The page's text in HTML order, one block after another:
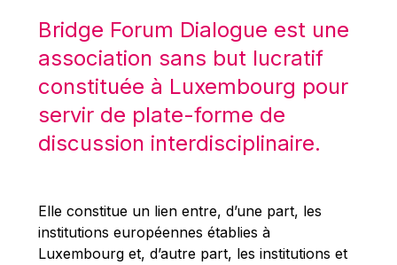
Mario Centeno
Mario Monti
Maroš ŠEFČOVIČ
Martin Bailey
Martine Reicherts
Michael Sohlman
Michel Goedert
Bridge Forum Dialogue est une
association sans but lucratif
constituée à Luxembourg pour
servir de plate-forme de
discussion interdisciplinaire.
Elle constitue un lien entre, d’une part, les
institutions européennes établies à
Luxembourg et, d’autre part, les institutions et